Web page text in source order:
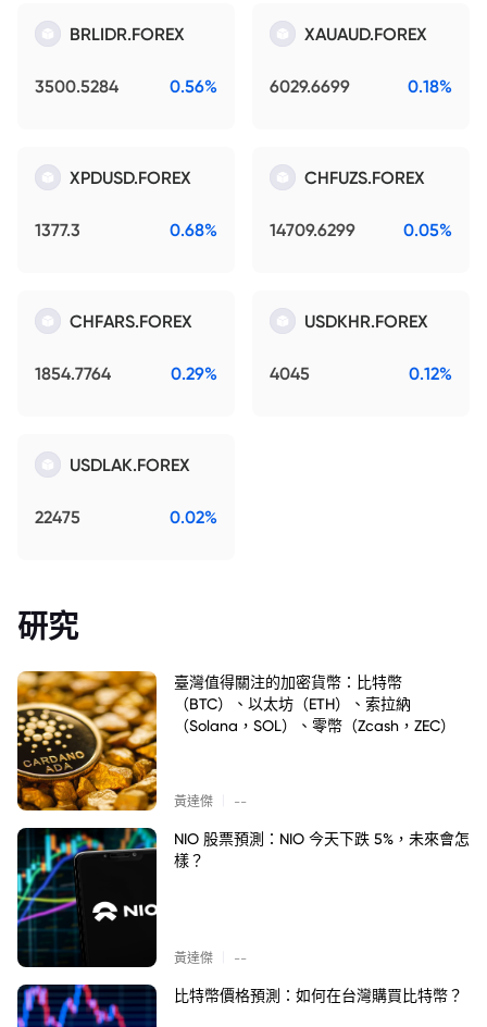
BRLIDR.FOREX
3500.5284 0.56%
XAUAUD.FOREX
6029.6699 0.18%
XPDUSD.FOREX
1377.3 0.68%
CHFUZS.FOREX
14709.6299 0.05%
CHFARS.FOREX
1854.7764 0.29%
USDKHR.FOREX
4045 0.12%
USDLAK.FOREX
22475 0.02%
研究
臺灣值得關注的加密貨幣：比特幣
（BTC）、以太坊（ETH）、索拉納
（Solana，SOL）、零幣（Zcash，ZEC）
黃達傑 --
NIO 股票預測：NIO 今天下跌 5%，未來會怎
樣？
黃達傑 --
比特幣價格預測：如何在台灣購買比特幣？